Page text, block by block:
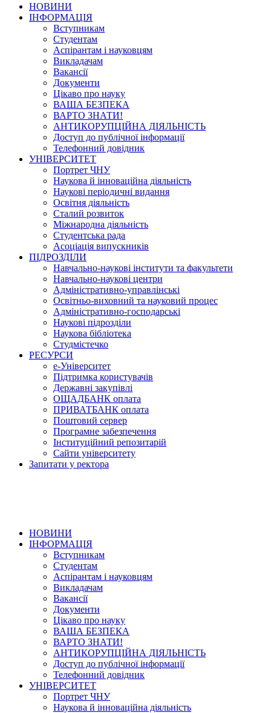
НОВИНИ
ІНФОРМАЦІЯ
Вступникам
Студентам
Аспірантам і науковцям
Викладачам
Вакансії
Документи
Цікаво про науку
ВАША БЕЗПЕКА
ВАРТО ЗНАТИ!
АНТИКОРУПЦІЙНА ДІЯЛЬНІСТЬ
Доступ до публічної інформації
Телефонний довідник
УНІВЕРСИТЕТ
Портрет ЧНУ
Наукова й інноваційна діяльність
Наукові періодичні видання
Освітня діяльність
Сталий розвиток
Міжнародна діяльність
Студентська рада
Асоціація випускників
ПІДРОЗДІЛИ
Навчально-наукові інститути та факультети
Навчально-наукові центри
Адміністративно-управлінські
Освітньо-виховний та науковий процес
Адміністративно-господарські
Наукові підрозділи
Наукова бібліотека
Студмістечко
РЕСУРСИ
е-Університет
Підтримка користувачів
Державні закупівлі
ОЩАДБАНК оплата
ПРИВАТБАНК оплата
Поштовий сервер
Програмне забезпечення
Інституційний репозитарій
Сайти університету
Запитати у ректора
НОВИНИ
ІНФОРМАЦІЯ
Вступникам
Студентам
Аспірантам і науковцям
Викладачам
Вакансії
Документи
Цікаво про науку
ВАША БЕЗПЕКА
ВАРТО ЗНАТИ!
АНТИКОРУПЦІЙНА ДІЯЛЬНІСТЬ
Доступ до публічної інформації
Телефонний довідник
УНІВЕРСИТЕТ
Портрет ЧНУ
Наукова й інноваційна діяльність